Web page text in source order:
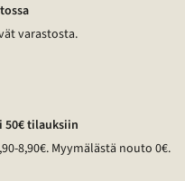
varastosta.
tilauksiin
8,90€. Myymälästä nouto 0€.